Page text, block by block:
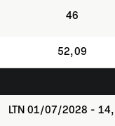
46
52,09
LTN 01/07/2028 -